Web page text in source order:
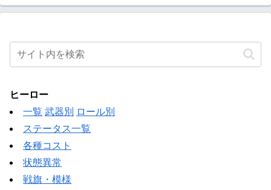
ヒーロー
一覧 武器別
ロール別
ステータス一覧
各種コスト
状態異常
戦旗・模様